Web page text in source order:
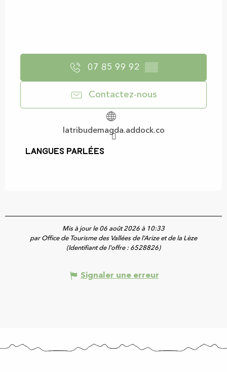
07 85 99 92 ▒▒
Contactez-nous
latribudemagda.addock.co
Langues parlées
Langues parlées
Mis à jour le 06 août 2026 à 10:33
par Office de Tourisme des Vallées de l’Arize et de la Lèze
(Identifiant de l'offre : 6528826)
Signaler une erreur